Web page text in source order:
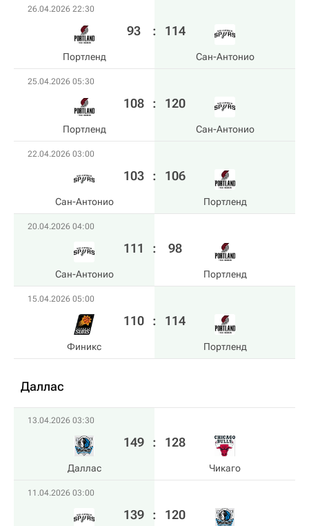
26.04.2026 22:30
Портленд
93 : 114
Сан-Антонио
25.04.2026 05:30
Портленд
108 : 120
Сан-Антонио
22.04.2026 03:00
Сан-Антонио
103 : 106
Портленд
20.04.2026 04:00
Сан-Антонио
111 : 98
Портленд
15.04.2026 05:00
Финикс
110 : 114
Портленд
Даллас
13.04.2026 03:30
Даллас
149 : 128
Чикаго
11.04.2026 03:00
139 : 120